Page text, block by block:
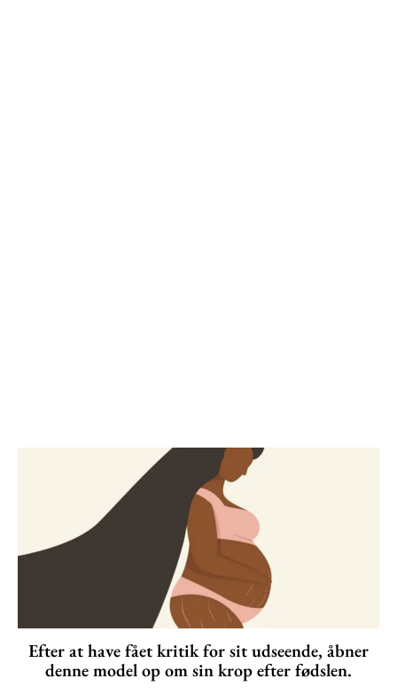
Efter at have fået kritik for sit udseende, åbner
denne model op om sin krop efter fødslen.